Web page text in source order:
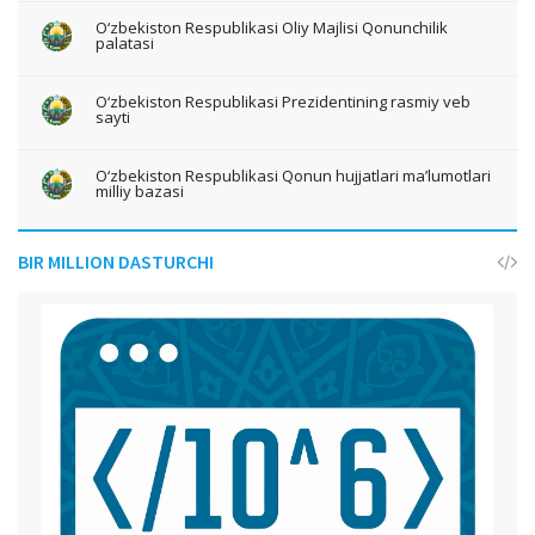
O‘zbekiston Respublikasi Oliy Majlisi Qonunchilik
palatasi
O‘zbekiston Respublikasi Prezidentining rasmiy veb
sayti
O‘zbekiston Respublikasi Qonun hujjatlari ma’lumotlari
milliy bazasi
BIR MILLION DASTURCHI